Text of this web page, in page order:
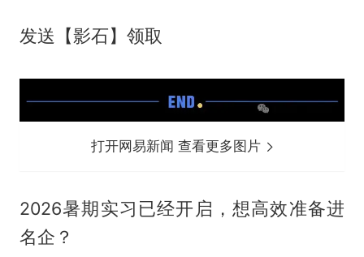
发送【影石】领取
打开网易新闻 查看更多图片
2026暑期实习已经开启，想高效准备进
名企？